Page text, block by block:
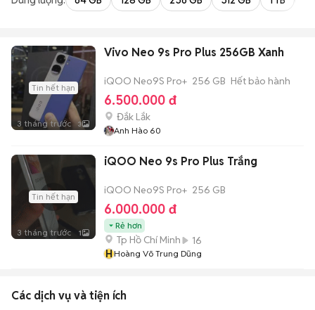
Tin hết hạn
3 tháng trước 3
Vivo Neo 9s Pro Plus 256GB Xanh
iQOO Neo9S Pro+ 256 GB Hết bảo hành
6.500.000 đ
Đắk Lắk
Anh Hào 60
Tin hết hạn
3 tháng trước 1
iQOO Neo 9s Pro Plus Trắng
iQOO Neo9S Pro+ 256 GB
6.000.000 đ
Rẻ hơn
Tp Hồ Chí Minh
16
HHoàng Võ Trung Dũng
Các dịch vụ và tiện ích